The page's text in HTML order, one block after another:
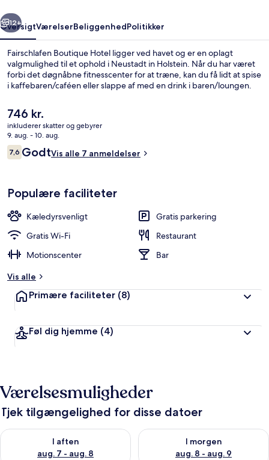
Udendørs spisemuligheder
Næste
12+
OversigtVærelserBeliggenhedPolitikker
Fairschlafen Boutique Hotel ligger ved havet og er en oplagt
valgmulighed til et ophold i Neustadt in Holstein. Når du har været
forbi det døgnåbne fitnesscenter for at træne, kan du få lidt at spise
i kaffebaren/caféen eller slappe af med en drink i baren/loungen.
Den
nuværende
pris
er
746 kr.
746 kr.
inkluderer skatter og gebyrer
9. aug. - 10. aug.
Anmeldelser
7,67,6 ud af 10.
GodtVis alle 7 anmeldelser
Populære faciliteter
Kæledyrsvenligt
Gratis parkering
Gratis Wi-Fi
Restaurant
Motionscenter
Bar
Vis alle
Primære faciliteter (8)
Føl dig hjemme (4)
Værelsesmuligheder
Tjek tilgængelighed for disse datoer
I aften
aug. 7 - aug. 8
Tjek tilgængelighed for i aften aug. 7 - aug. 8
I morgen
aug. 8 - aug. 9
Tjek tilgængelighed for i